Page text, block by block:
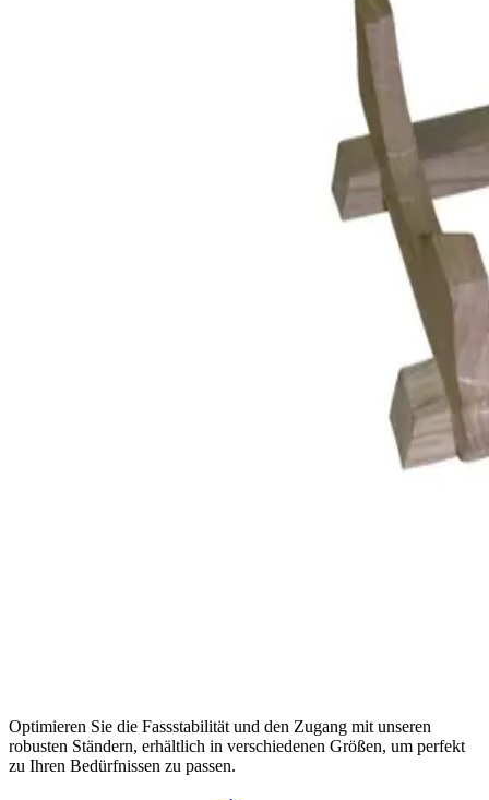
Optimieren Sie die Fassstabilität und den Zugang mit unseren
robusten Ständern, erhältlich in verschiedenen Größen, um perfekt
zu Ihren Bedürfnissen zu passen.